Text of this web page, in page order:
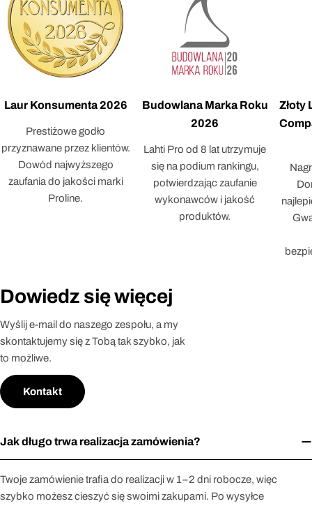
Laur Konsumenta 2026
Prestiżowe godło
przyznawane przez klientów.
Dowód najwyższego
zaufania do jakości marki
Proline.
Budowlana Marka Roku
2026
Lahti Pro od 8 lat utrzymuje
się na podium rankingu,
potwierdzając zaufanie
wykonawców i jakość
produktów.
Złoty
Dowiedz się więcej
Wyślij e-mail do naszego zespołu, a my
skontaktujemy się z Tobą tak szybko, jak
to możliwe.
Kontakt
Jak długo trwa realizacja zamówienia?
Twoje zamówienie trafia do realizacji w 1–2 dni robocze, więc
szybko możesz cieszyć się swoimi zakupami. Po wysyłce